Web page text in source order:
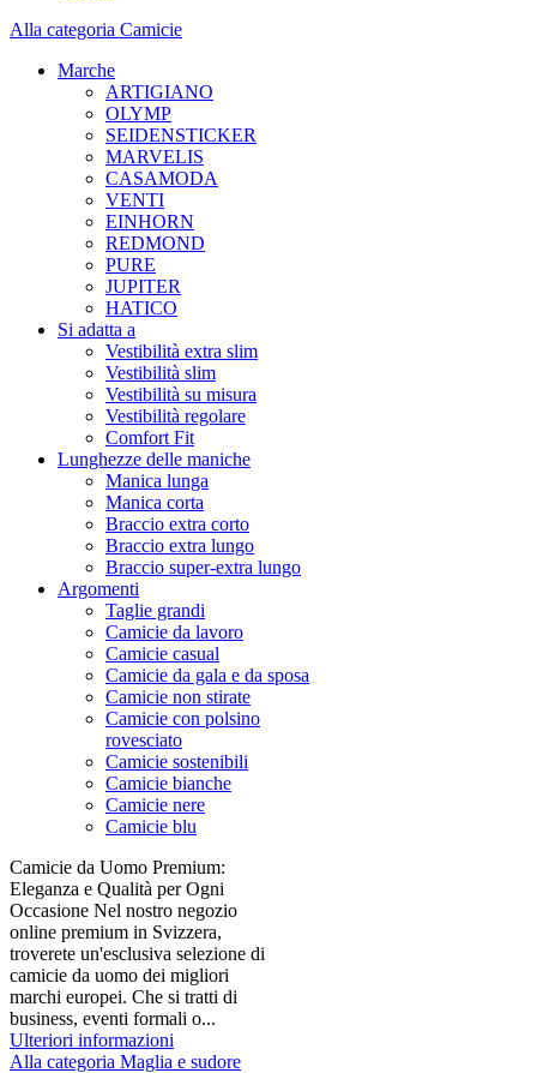
Alla categoria Camicie
Marche
ARTIGIANO
OLYMP
SEIDENSTICKER
MARVELIS
CASAMODA
VENTI
EINHORN
REDMOND
PURE
JUPITER
HATICO
Si adatta a
Vestibilità extra slim
Vestibilità slim
Vestibilità su misura
Vestibilità regolare
Comfort Fit
Lunghezze delle maniche
Manica lunga
Manica corta
Braccio extra corto
Braccio extra lungo
Braccio super-extra lungo
Argomenti
Taglie grandi
Camicie da lavoro
Camicie casual
Camicie da gala e da sposa
Camicie non stirate
Camicie con polsino
rovesciato
Camicie sostenibili
Camicie bianche
Camicie nere
Camicie blu
Camicie da Uomo Premium:
Eleganza e Qualità per Ogni
Occasione Nel nostro negozio
online premium in Svizzera,
troverete un'esclusiva selezione di
camicie da uomo dei migliori
marchi europei. Che si tratti di
business, eventi formali o...
Ulteriori informazioni
Alla categoria Maglia e sudore